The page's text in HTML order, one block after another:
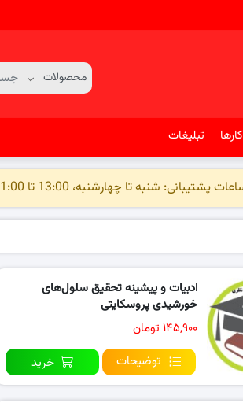
تبلیغات
پشتیبانی: شنبه تا چهارشنبه، 13:00 تا 01:00 -/-
ادبیات و پیشینه تحقیق سلول‌های
خورشیدی پروسکایتی
۱۴۵,۹۰۰ تومان
توضیحات
خرید